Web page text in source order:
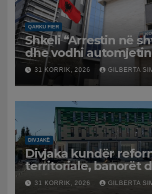
QARKU FIER
Shkeli “Arrestin në
dhe vodhi
arrestohet 43-vjeçari
31 KORRIK, 2026 GILBERTA
DIVJAKË
Divjaka kundër
territoriale, banorët
protestë.
31 KORRIK, 2026 GILBERTA